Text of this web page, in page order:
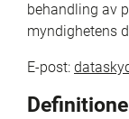
behandling av
myndighetens
E-post: